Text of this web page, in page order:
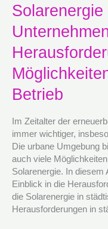
Betrieb
Im Zeitalter der
immer wichtiger,
Die urbane Umgebung
auch viele
Solarenergie. In diesem
Einblick in die
die Solarenergie in
Herausforderungen in
Solarenergie
in
städtischen
Herausforderungen
und
Möglichkeiten
für
urbanen
Betrieb